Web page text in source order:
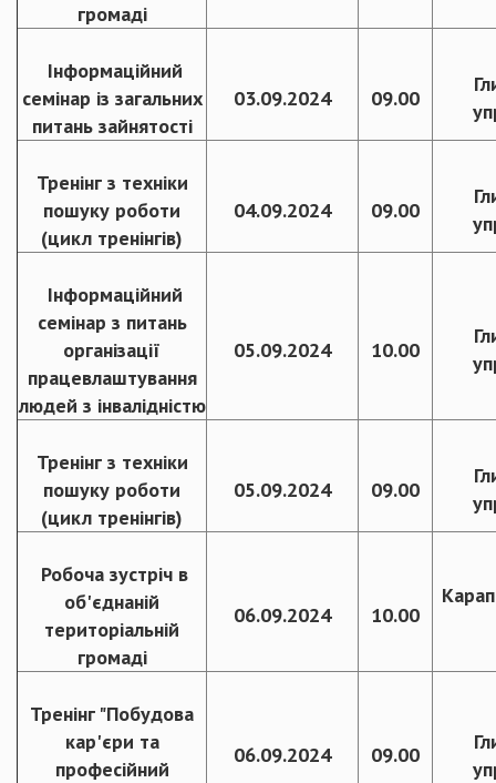
громаді
Інформаційний
семінар із загальних
питань зайнятості
03.09.2024 09.00
Тренінг з техніки
пошуку роботи
(цикл тренінгів)
04.09.2024 09.00
Інформаційний
семінар з питань
організації
працевлаштування
людей з інвалідністю
05.09.2024 10.00
Тренінг з техніки
пошуку роботи
(цикл тренінгів)
05.09.2024 09.00
Робоча зустріч в
об'єднаній
територіальній
громаді
06.09.2024 10.00
Тренінг "Побудова
кар'єри та
професійний
06.09.2024 09.00